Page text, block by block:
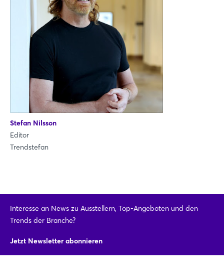
Stefan Nilsson
Editor
Trendstefan
Interesse an News zu Ausstellern, Top-Angeboten und den
Trends der Branche?
Jetzt Newsletter abonnieren
Noch nicht angemeldet?
Jetzt registrieren